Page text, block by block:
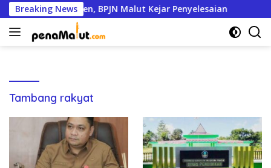
Langsung
ke
konten
Breaking News
Capai 95 Persen, BPJN Malut Kejar Penyelesaian
Tambang rakyat